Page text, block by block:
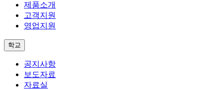
제품소개
고객지원
영업지원
학교
공지사항
보도자료
자료실